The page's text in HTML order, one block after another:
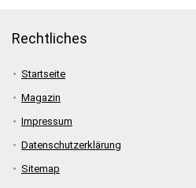
Rechtliches
Startseite
Magazin
Impressum
Datenschutzerklärung
Sitemap